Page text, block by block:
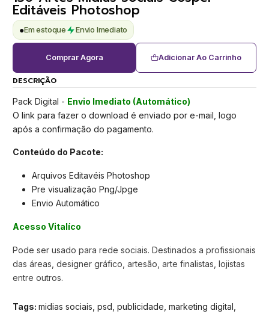
Editáveis Photoshop
●Em estoque Envio Imediato
Adicionar Ao Carrinho
Comprar Agora
DESCRIÇÃO
Pack Digital - Envio Imediato (Automático)
O link para fazer o download é enviado por e-mail, logo
após a confirmação do pagamento.
Conteúdo do Pacote:
Arquivos Editavéis Photoshop
Pre visualização Png/Jpge
Envio Automático
Acesso Vitalíco
Pode ser usado para rede sociais. Destinados a profissionais
das áreas, designer gráfico, artesão, arte finalistas, lojistas
entre outros.
Tags: midias sociais, psd, publicidade, marketing digital,